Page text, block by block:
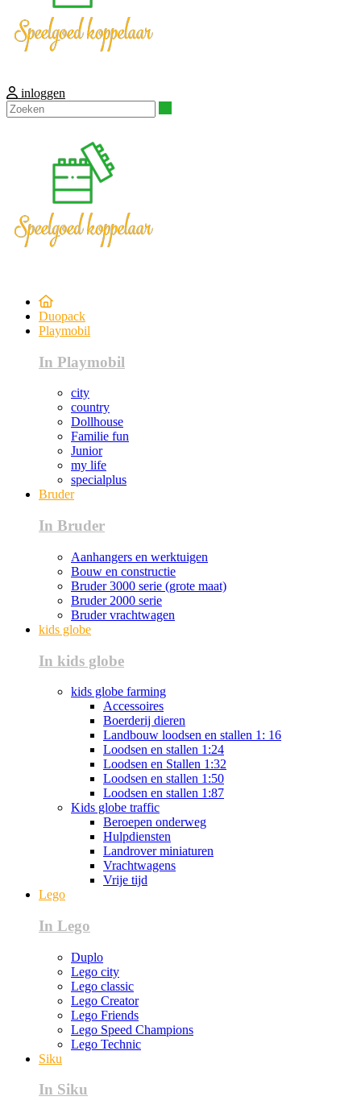
inloggen
Duopack
Playmobil
In Playmobil
city
country
Dollhouse
Familie fun
Junior
my life
specialplus
Bruder
In Bruder
Aanhangers en werktuigen
Bouw en constructie
Bruder 3000 serie (grote maat)
Bruder 2000 serie
Bruder vrachtwagen
kids globe
In kids globe
kids globe farming
Accessoires
Boerderij dieren
Landbouw loodsen en stallen 1: 16
Loodsen en stallen 1:24
Loodsen en Stallen 1:32
Loodsen en stallen 1:50
Loodsen en stallen 1:87
Kids globe traffic
Beroepen onderweg
Hulpdiensten
Landrover miniaturen
Vrachtwagens
Vrije tijd
Lego
In Lego
Duplo
Lego city
Lego classic
Lego Creator
Lego Friends
Lego Speed Champions
Lego Technic
Siku
In Siku